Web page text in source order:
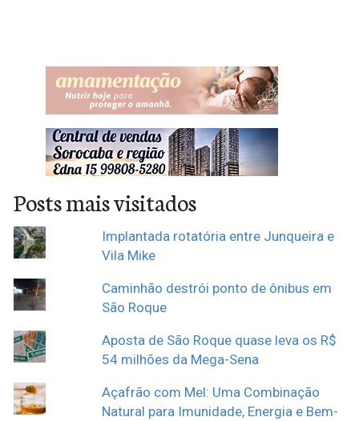
Posts mais visitados
Implantada rotatória entre Junqueira e
Vila Mike
Caminhão destrói ponto de ônibus em
São Roque
Aposta de São Roque quase leva os R$
54 milhões da Mega-Sena
Açafrão com Mel: Uma Combinação
Natural para Imunidade, Energia e Bem-